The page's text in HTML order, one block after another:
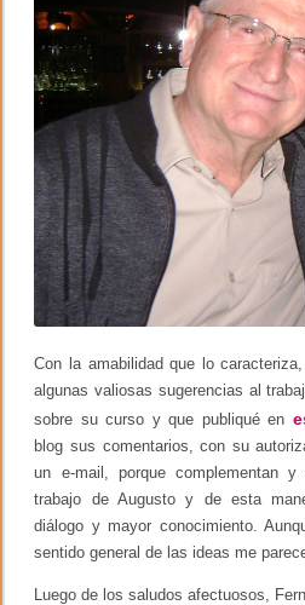
Con la amabilidad que lo
algunas valiosas sugerencias al
sobre su curso y que publiqué en
blog sus comentarios, con su
un e-mail, porque complementan y
trabajo de Augusto y de esta
diálogo y mayor conocimiento.
sentido general de las ideas me
Luego de los saludos afectuosos,